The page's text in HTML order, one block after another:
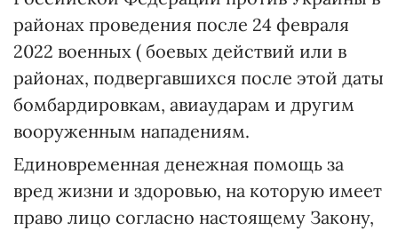
районах проведения после 24 февраля
2022 военных ( боевых действий или в
районах, подвергавшихся после этой даты
бомбардировкам, авиаударам и другим
вооруженным нападениям.
Единовременная денежная помощь за
вред жизни и здоровью, на которую имеет
право лицо согласно настоящему Закону,